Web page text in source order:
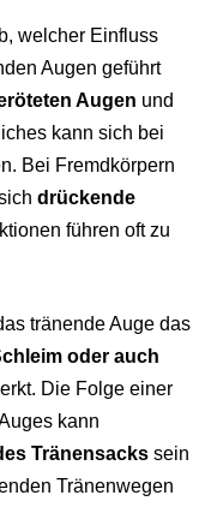
welcher Einfluss
Augen geführt
Augen und
kann sich bei
Bei Fremdkörpern
drückende
führen oft zu
tränende Auge das
oder auch
Die Folge einer
kann
Tränensacks sein
Tränenwegen